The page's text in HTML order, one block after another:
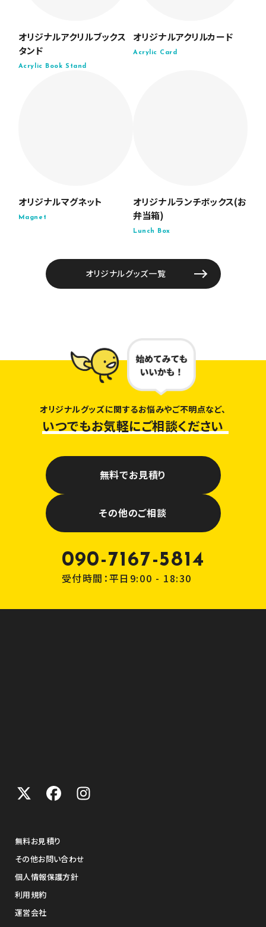
オリジナルアクリルブックス
タンド
Acrylic Book Stand
オリジナルアクリルカード
Acrylic Card
オリジナルマグネット
Magnet
オリジナルランチボックス(お
弁当箱)
Lunch Box
オリジナルグッズ一覧
オリジナルグッズに関するお悩みやご不明点など、
いつでもお気軽にご相談ください
090-7167-5814
受付時間：平日9:00 - 18:30
無料でお見積り
その他のご相談
無料お見積り
その他お問い合わせ
個人情報保護方針
利用規約
運営会社